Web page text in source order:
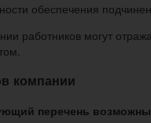
обеспечения
работников могут
компании
перечень